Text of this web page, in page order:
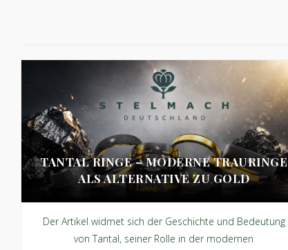
TANTAL RINGE – MODERNE TRAURINGE
ALS ALTERNATIVE ZU GOLD
Der Artikel widmet sich der Geschichte und Bedeutung
von Tantal, seiner Rolle in der modernen